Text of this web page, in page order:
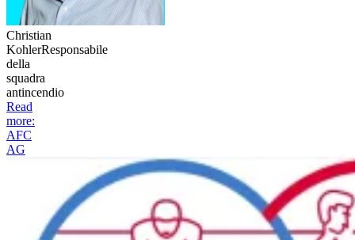
Christian
KohlerResponsabile
della
squadra
antincendio
Read
more:
AFC
AG